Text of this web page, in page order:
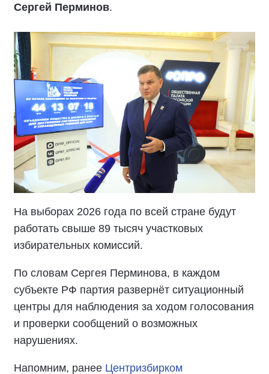
Сергей Перминов.
На выборах 2026 года по всей стране будут
работать свыше 89 тысяч участковых
избирательных комиссий.
По словам Сергея Перминова, в каждом
субъекте РФ партия развернёт ситуационный
центры для наблюдения за ходом голосования
и проверки сообщений о возможных
нарушениях.
Напомним, ранее Центризбирком